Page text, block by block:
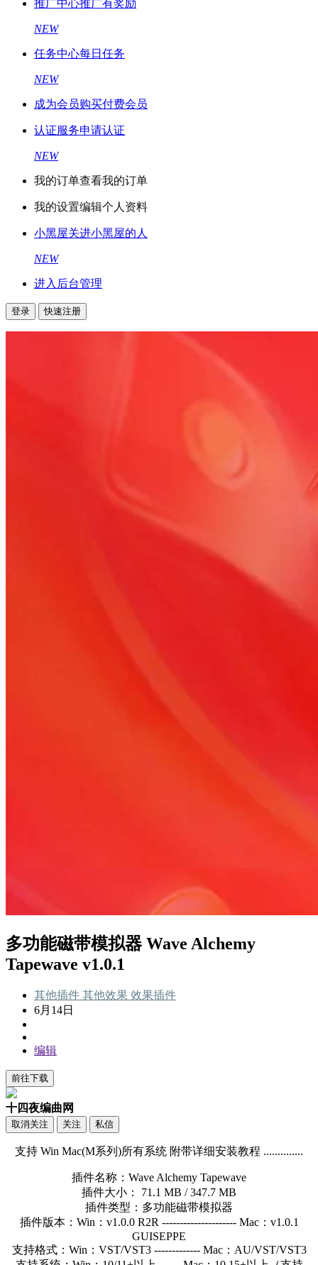
推广中心推广有奖励
NEW
任务中心每日任务
NEW
成为会员购买付费会员
认证服务申请认证
NEW
我的订单查看我的订单
我的设置编辑个人资料
小黑屋关进小黑屋的人
NEW
进入后台管理
登录 快速注册
多功能磁带模拟器 Wave Alchemy
Tapewave v1.0.1
其他插件 其他效果 效果插件
6月14日
编辑
前往下载
十四夜编曲网
取消关注 关注 私信
支持 Win Mac(M系列)所有系统 附带详细安装教程 ..............
插件名称：Wave Alchemy Tapewave
插件大小： 71.1 MB / 347.7 MB
插件类型：多功能磁带模拟器
插件版本：Win：v1.0.0 R2R --------------------- Mac：v1.0.1
GUISEPPE
支持格式：Win：VST/VST3 ------------- Mac：AU/VST/VST3